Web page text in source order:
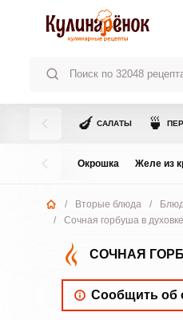
🍆 САЛАТЫ 🍵
Окрошка Желе из
/ Вторые блюда /
/
Сочная горбуша в духовке
СОЧНАЯ
Сообщить об